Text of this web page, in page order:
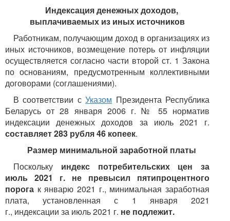
Индексация денежных доходов,
выплачиваемых из иных источников
Работникам, получающим доход в организациях из
иных источников, возмещение потерь от инфляции
осуществляется согласно части второй ст. 1 Закона
по основаниям, предусмотренным коллективными
договорами (соглашениями).
В соответствии сУказом Президента Республика
Беларусь от 28 января 2006 г. № 55 норматив
индексации денежных доходов за июль 2021 г.
составляет 283 рубля 46 копеек.
Размер минимальной заработной платы
Поскольку индекс потребительских цен за
июль 2021 г. не превысил пятипроцентного
порога к январю 2021 г., минимальная заработная
плата, установленная с 1 января 2021
г., индексации за июль 2021 г. не подлежит.